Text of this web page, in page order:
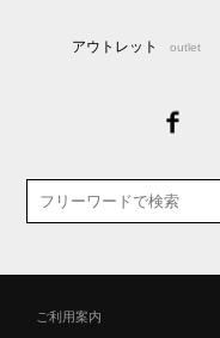
アウトレット outlet
ご利用案内